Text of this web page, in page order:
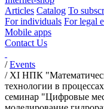
Articles Catalog To
For individuals For legal
Mobile apps
Contact Us
/Events
/ XI НПК
технологии в
семинар "Цифровые